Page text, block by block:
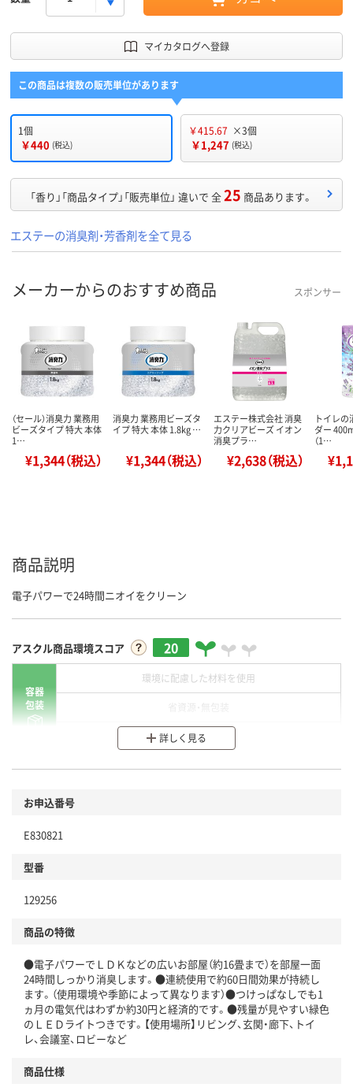
マイカタログへ登録
この商品は複数の販売単位があります
1個
￥440 (税込)
￥415.67 ×3個
￥1,247 (税込)
「香り」「商品タイプ」「販売単位」 違いで 全25 商品あります。
エステーの消臭剤・芳香剤を全て見る
メーカーからのおすすめ商品 スポンサー
（セール）消臭力 業務用
ビーズタイプ 特大 本体
1…
¥1,344（税込）
消臭力 業務用ビーズタ
イプ 特大 本体 1.8kg …
¥1,344（税込）
エステー株式会社 消臭
力クリアビーズ イオン
消臭プラ…
¥2,638（税込）
トイレの
ダー
（1…
商品説明
電子パワーで24時間ニオイをクリーン
アスクル商品環境スコア 20
容器
包装
環境に配慮した材料を使用
分別・リサイクルしやすい設計
本体
仕組
この商品の環境配慮ポイントです。下記商品詳細「
アスクル商品環境スコア詳細／加点項目
」で確認できます。
詳しく見る
お申込番号
E830821
型番
129256
商品の特徴
●電子パワーでＬＤＫなどの広いお部屋（約16畳まで）を部屋一面
24時間しっかり消臭します。●連続使用で約60日間効果が持続し
ます。（使用環境や季節によって異なります）●つけっぱなしでも1
ヵ月の電気代はわずか約30円と経済的です。●残量が見やすい緑色
のＬＥＤライトつきです。【使用場所】リビング、玄関・廊下、トイ
レ、会議室、ロビーなど
商品仕様